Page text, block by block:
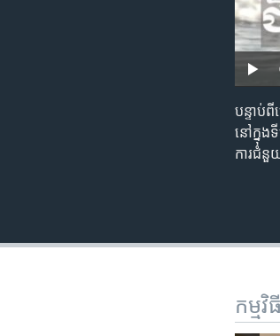
បន្ទាប់
នៅក្នុង​
ការ​ជំ
កម្ម